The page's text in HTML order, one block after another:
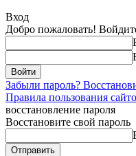
Вход
Добро пожаловать!
Забыли пароль?
Правила пользования
восстановление пароля
Восстановите свой пароль